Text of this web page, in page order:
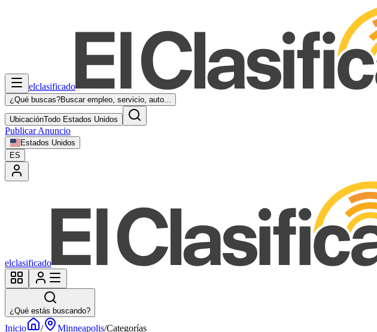
elclasificado
¿Qué buscas?Buscar empleo, servicio, auto...
UbicaciónTodo Estados Unidos
Publicar Anuncio
Estados Unidos
ES
elclasificado
¿Qué estás buscando?
Inicio / Minneapolis/Categorías